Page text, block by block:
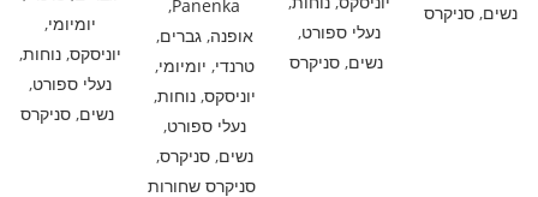
נשים, סניקרס
נעלי ספורט,
נשים, סניקרס
Panenka
,
אופנה,גברים,
טרנדי, יומיומי,
יוניסקס,נוחות,
נעלי ספורט,
נשים,סניקרס,
סניקרס שחורות
יומיומי,
יוניסקס,נוחות,
נעלי ספורט,
נשים, סניקרס